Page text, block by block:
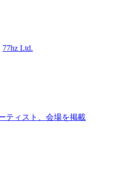
77hz Ltd.
ティスト、会場を掲載